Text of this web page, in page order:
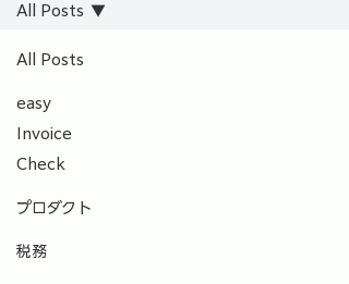
All Posts
easy
Invoice
Check
プロダクト
税務
All Posts